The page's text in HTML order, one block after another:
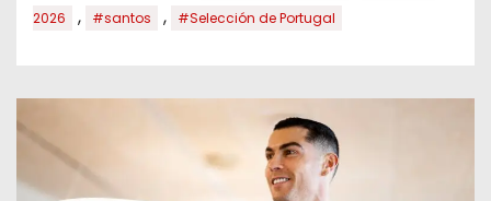
2026
, #santos , #Selección de Portugal